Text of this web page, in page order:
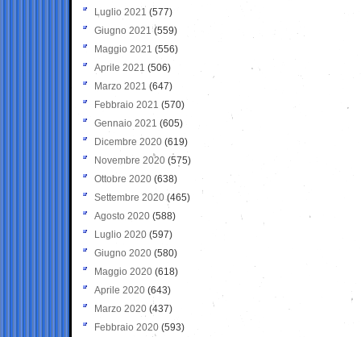
Luglio 2021 (577)
Giugno 2021(559)
Maggio 2021 (556)
Aprile 2021 (506)
Marzo 2021 (647)
Febbraio 2021 (570)
Gennaio 2021 (605)
Dicembre 2020 (619)
Novembre 2020 (575)
Ottobre 2020 (638)
Settembre 2020(465)
Agosto 2020 (588)
Luglio 2020 (597)
Giugno 2020 (580)
Maggio 2020 (618)
Aprile 2020 (643)
Marzo 2020 (437)
Febbraio 2020 (593)